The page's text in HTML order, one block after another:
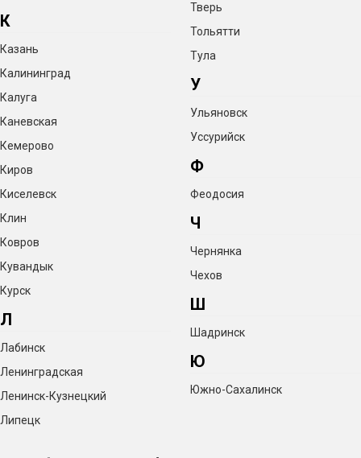
К
Казань
Калининград
Калуга
Каневская
Кемерово
Киров
Киселевск
Клин
Ковров
Кувандык
Курск
Л
Лабинск
Ленинградская
Ленинск-Кузнецкий
Липецк
Тверь
Тольятти
Тула
У
Ульяновск
Уссурийск
Ф
Феодосия
Ч
Чернянка
Чехов
Ш
Шадринск
Ю
Южно-Сахалинск